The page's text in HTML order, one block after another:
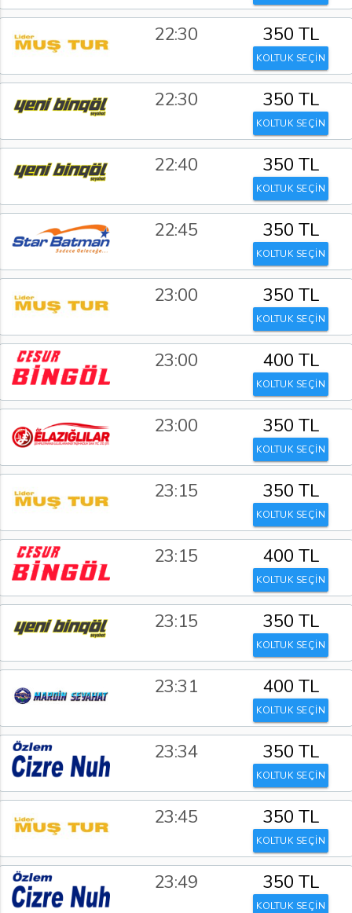
22:30 350 TL
KOLTUK SEÇİN
22:30 350 TL
KOLTUK SEÇİN
22:40 350 TL
KOLTUK SEÇİN
22:45 350 TL
KOLTUK SEÇİN
23:00 350 TL
KOLTUK SEÇİN
23:00 400 TL
KOLTUK SEÇİN
23:00 350 TL
KOLTUK SEÇİN
23:15 350 TL
KOLTUK SEÇİN
23:15 400 TL
KOLTUK SEÇİN
23:15 350 TL
KOLTUK SEÇİN
23:31 400 TL
KOLTUK SEÇİN
23:34 350 TL
KOLTUK SEÇİN
23:45 350 TL
KOLTUK SEÇİN
23:49 350 TL
KOLTUK SEÇİN